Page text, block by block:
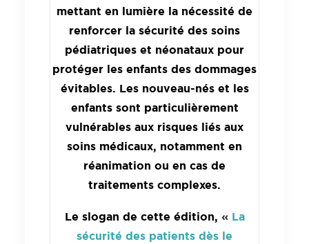
mettant en lumière la nécessité de
renforcer la sécurité des soins
pédiatriques et néonataux pour
protéger les enfants des dommages
évitables. Les nouveau-nés et les
enfants sont particulièrement
vulnérables aux risques liés aux
soins médicaux, notamment en
réanimation ou en cas de
traitements complexes.
Le slogan de cette édition, «La
sécurité des patients dès le